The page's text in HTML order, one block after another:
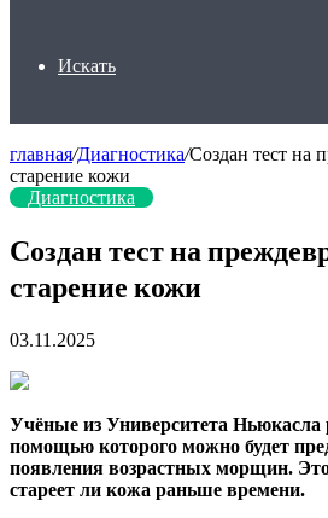
Искать
главная/Диагностика/Создан тест на
старение кожи
Диагностика
Создан тест на
старение кожи
03.11.2025
Учёные из Университета Ньюкасла
помощью которого можно будет
появления возрастных морщин.
стареет ли кожа раньше времени.